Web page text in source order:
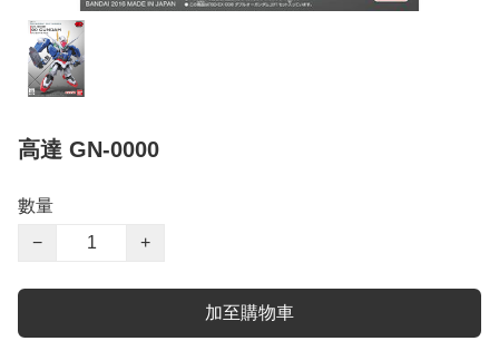
高達 GN-0000
數量
−
+
加至購物車